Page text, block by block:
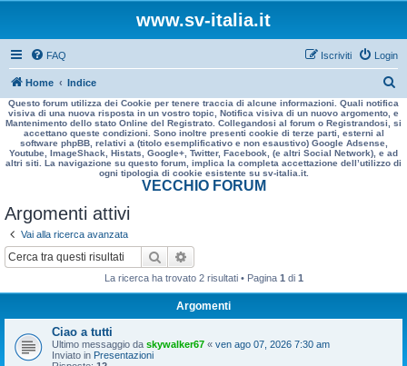
www.sv-italia.it
FAQ Login
Iscriviti
Home Indice
e
r
a
Questo forum utilizza dei Cookie per tenere traccia di alcune informazioni. Quali notifica
visiva di una nuova risposta in un vostro topic, Notifica visiva di un nuovo argomento, e
Mantenimento dello stato Online del Registrato. Collegandosi al forum o Registrandosi, si
accettano queste condizioni. Sono inoltre presenti cookie di terze parti, esterni al
software phpBB, relativi a (titolo esemplificativo e non esaustivo) Google Adsense,
Youtube, ImageShack, Histats, Google+, Twitter, Facebook, (e altri Social Network), e ad
altri siti. La navigazione su questo forum, implica la completa accettazione dell’utilizzo di
ogni tipologia di cookie esistente su sv-italia.it.
VECCHIO FORUM
Argomenti attivi
Vai alla ricerca avanzata
Cerca
La ricerca ha trovato 2 risultati • Pagina 1 di 1
Argomenti
Ciao a tutti
Ultimo messaggio da skywalker67 « ven ago 07, 2026 7:30 am
Inviato in Presentazioni